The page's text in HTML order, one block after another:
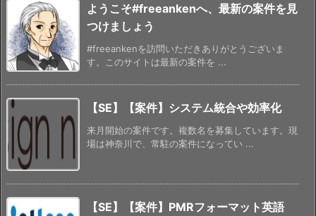
ようこそ#freeankenへ、最新の案件を見
つけましょう
#freeankenを訪問いただきありがとうございま
す。このサイトは最新の案件を ...
【SE】【案件】システム統合や効率化
来月開始の案件です。複数名を募集しています。現
場は神奈川で、常駐の案件になってい ...
【SE】【案件】PMRフォーマット英語